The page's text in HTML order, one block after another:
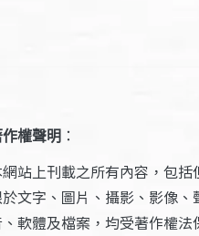
權聲明 ：
站上刊載之所有內容，包括
於文字、圖片、攝影、影像、
軟體及檔案，均受著作權法